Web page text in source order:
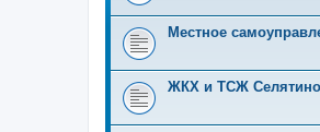
Местное
ЖКХ и ТСЖ Селятино